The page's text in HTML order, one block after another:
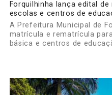
Forquilhinha lança edital
escolas e centros de
A Prefeitura Municipal de
matrícula e rematrícula
básica e centros de